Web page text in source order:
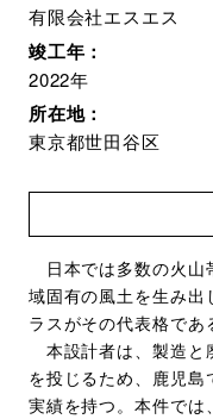
有限会社エスエス
竣工年：
2022年
所在地：
東京都世田谷区
日本では多数の火山
域固有の風土を生み出
ラスがその代表格であ
本設計者は、製造と
を投じるため、鹿児
実績を持つ。本件では